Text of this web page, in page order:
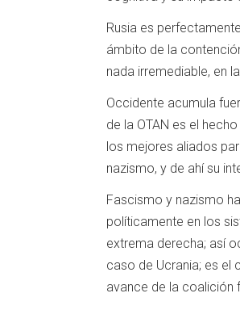
Rusia es
ámbito de la
nada irremediable, en
Occidente acumula
de la OTAN es el
los mejores aliados
nazismo, y de ahí su
Fascismo y nazismo
políticamente en los
extrema derecha; así
caso de Ucrania; es el
avance de la coalición